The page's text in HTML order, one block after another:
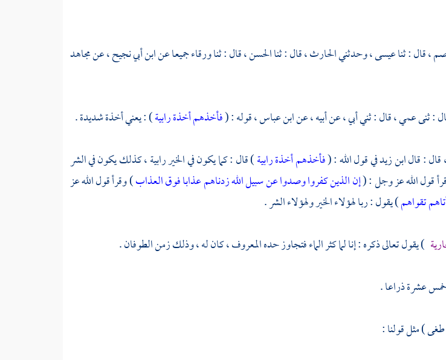
،قال : ثناعيسى ،وحدثنيالحارث ،قال : ثناالحسن ،قال : ثناورقاءجميعا عنابن أبي نجيح ،عنمجاهد
: ثنى عمي ، قال : ثني أبي ، عن أبيه ، عنابن عباس ،قوله : (فأخذهم أخذة رابية) : يعني أخذة شديدة .
قال : قالابن زيدفي قول الله : (فأخذهم أخذة رابية) قال : كما يكون في الخير رابية ، كذلك يكون في الشر
قول الله عز وجل : (إن الذين كفروا وصدوا عن سبيل الله زدناهم عذابا فوق العذاب) وقرأ قول الله عز
تقواهم) يقول : ربا لهؤلاء الخير ولهؤلاء الشر .
) يقول تعالى ذكره : إنا لما كثر الماء فتجاوز حده المعروف ، كان له ، وذلك زمن الطوفان .
عشرة ذراعا .
) مثل قولنا :